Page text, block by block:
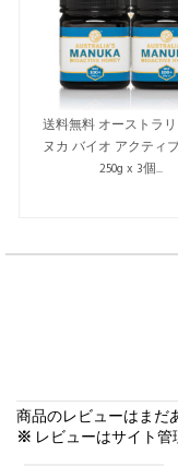
送料無料 オーストラ
ヌカ バイオ アクティ
250g x 3個...
商品のレビューはまだ
※ レビューはサイト